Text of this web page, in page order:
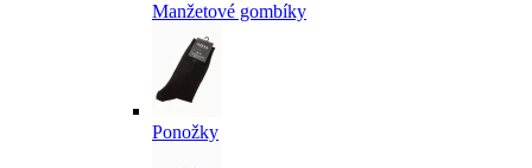
Manžetové gombíky
Ponožky